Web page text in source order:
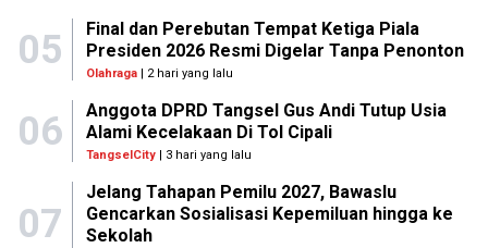
05
Final dan Perebutan Tempat Ketiga Piala
Presiden 2026 Resmi Digelar Tanpa Penonton
Olahraga| 2 hari yang lalu
06
Anggota DPRD Tangsel Gus Andi Tutup Usia
Alami Kecelakaan Di Tol Cipali
TangselCity| 3 hari yang lalu
07
Jelang Tahapan Pemilu 2027, Bawaslu
Gencarkan Sosialisasi Kepemiluan hingga ke
Sekolah